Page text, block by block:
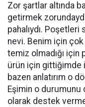
Zor şartlar altında
getirmek
pahalıydı. Poşetleri
nevi. Benim için çok
temiz olmadığı
ürün için gittiğimde
bazen anlatırım o
Eşimin o durumunu
olarak destek